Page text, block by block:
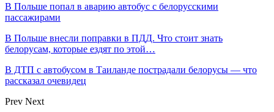
В Польше попал в аварию автобус с белорусскими
пассажирами
В Польше внесли поправки в ПДД. Что стоит знать
белорусам, которые ездят по этой…
В ДТП с автобусом в Таиланде пострадали белорусы — что
рассказал очевидец
Prev Next